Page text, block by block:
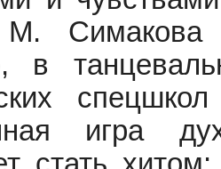
Симакова
в
игра